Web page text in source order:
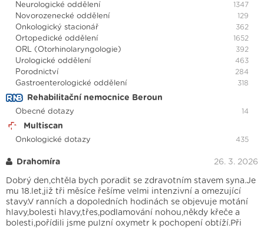
Neurologické oddělení 1347
Novorozenecké oddělení 129
Onkologický stacionář 362
Ortopedické oddělení 1652
ORL (Otorhinolaryngologie) 392
Urologické oddělení 463
Porodnictví 284
Gastroenterologické oddělení 318
Rehabilitační nemocnice Beroun
Obecné dotazy 14
Multiscan
Onkologické dotazy 435
Drahomíra 26. 3. 2026
Dobrý den,chtěla bych poradit se zdravotním stavem syna.Je
mu 18.let,již tři měsíce řešíme velmi intenzivní a omezující
stavy.V ranních a dopoledních hodinách se objevuje motání
hlavy,bolesti hlavy,třes,podlamování nohou,někdy křeče a
bolesti,pořídili jsme pulzní oxymetr k pochopení obtíží.Při